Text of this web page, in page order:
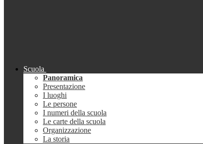
Scuola
Panoramica
Presentazione
I luoghi
Le persone
I numeri della scuola
Le carte della scuola
Organizzazione
La storia